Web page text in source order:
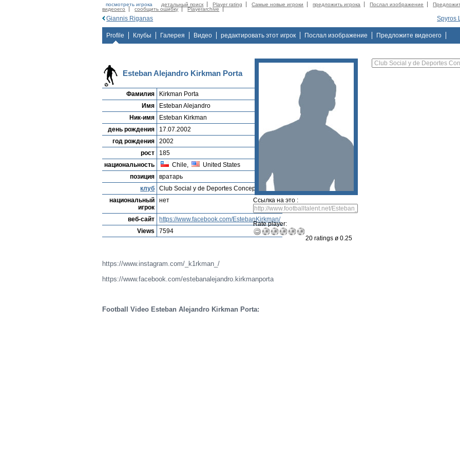
посмотреть игрока детальный поиск Player rating Самые новые игроки предложить игрока Послал изображение
видеоего
сообщить ошибку Playerarchive
Spyros
Giannis Riganas
Profile Клубы Галерея Видео редактировать этот игрок Послал изображение Предложите видеоего
Esteban Alejandro Kirkman Porta
Фамилия
Kirkman Porta
Имя
Esteban Alejandro
Ник-имя
Esteban Kirkman
день рождения
17.07.2002
год рождения
2002
рост
185
национальность
Chile,
United States
позиция
вратарь
клуб
Club Social y de Deportes Concepción
национальный
игрок
нет
веб-сайт
https://www.facebook.com/EstebanKirkman/
Views
7594
Ссылка на это :
Rate player:
20 ratings ø 0.25
https://www.instagram.com/_k1rkman_/
https://www.facebook.com/estebanalejandro.kirkmanporta
Football Video Esteban Alejandro Kirkman Porta: